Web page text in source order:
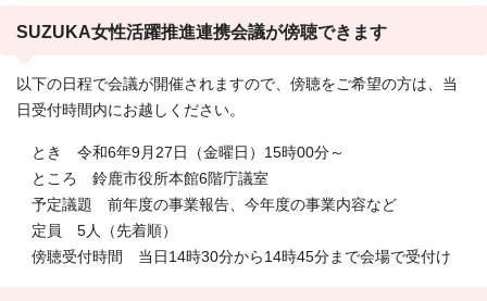
SUZUKA女性活躍推進連携会議が傍聴できます
以下の日程で会議が開催されますので、傍聴をご希望の方は、当
日受付時間内にお越しください。
とき 令和6年9月27日（金曜日）15時00分～
ところ 鈴鹿市役所本館6階庁議室
予定議題 前年度の事業報告、今年度の事業内容など
定員 5人（先着順）
傍聴受付時間 当日14時30分から14時45分まで会場で受付け